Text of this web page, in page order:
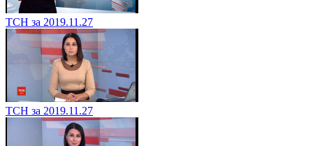
ТСН за 2019.11.27
ТСН за 2019.11.27